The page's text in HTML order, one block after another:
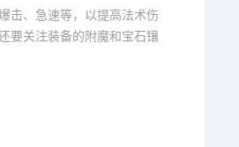
击、急速等，以提高法术伤
要关注装备的附魔和宝石镶